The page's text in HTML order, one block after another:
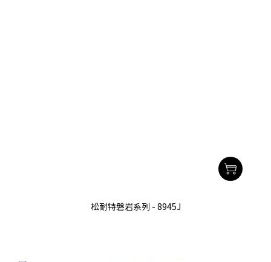
松耐特磐岩系列 - 8945J